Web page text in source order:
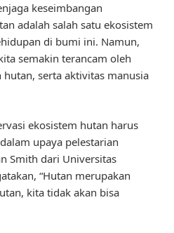
keseimbangan
adalah salah satu ekosistem
di bumi ini. Namun,
semakin terancam oleh
serta aktivitas manusia
ekosistem hutan harus
upaya pelestarian
Smith dari Universitas
“Hutan merupakan
kita tidak akan bisa